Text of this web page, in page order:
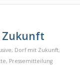
Zukunft
, Dorf mit Zukunft,
, Pressemitteilung